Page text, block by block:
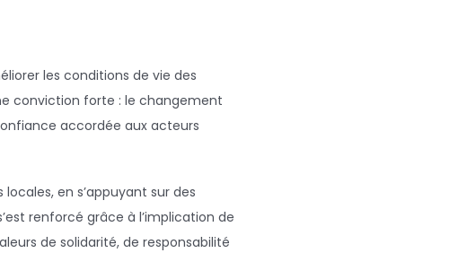
les conditions de vie des
conviction forte : le changement
accordée aux acteurs
en s’appuyant sur des
renforcé grâce à l’implication de
de solidarité, de responsabilité